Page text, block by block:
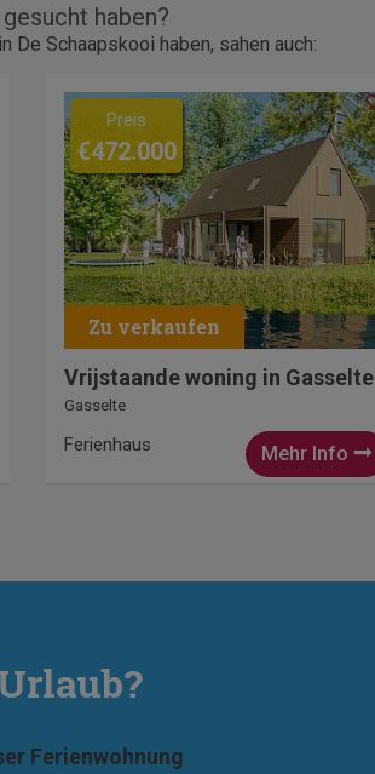
haben?
Schaapskooi haben, sahen auch:
Preis
€472.000
Vrijstaande woning in Gasselte
Gasselte
Mehr Info
Ferienhaus
Ferienwohnung